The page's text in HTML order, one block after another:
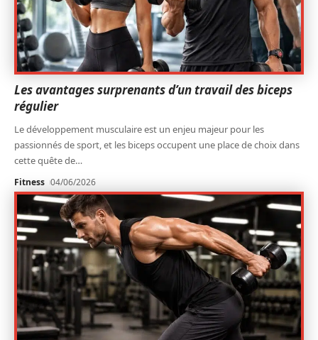
Les avantages surprenants d’un travail des biceps
régulier
Le développement musculaire est un enjeu majeur pour les
passionnés de sport, et les biceps occupent une place de choix dans
cette quête de…
Fitness 04/06/2026